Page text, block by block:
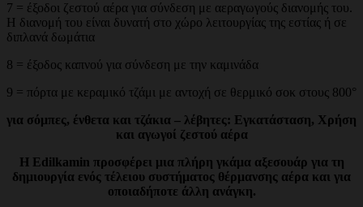
7 = έξοδοι ζεστού αέρα για σύνδεση με αεραγωγούς διανομής του.
Η διανομή του είναι δυνατή στο χώρο λειτουργίας της εστίας ή σε
διπλανά δωμάτια
8 = έξοδος καπνού για σύνδεση με την καμινάδα
9 = πόρτα με κεραμικό τζάμι με αντοχή σε θερμικό σοκ στους 800°
για σόμπες, ένθετα και τζάκια – λέβητες: Εγκατάσταση, Χρήση
και αγωγοί ζεστού αέρα
Η Edilkamin προσφέρει μια πλήρη γκάμα αξεσουάρ για τη
δημιουργία ενός τέλειου συστήματος θέρμανσης αέρα και για
οποιαδήποτε άλλη ανάγκη.